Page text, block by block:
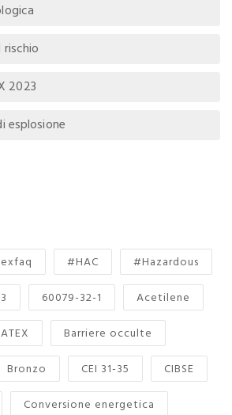
2023
esplosione
#HAC
#Hazardous
60079-32-1
Acetilene
ATEX
Barriere occulte
Bronzo CEI 31-35
CIBSE
Conversione energetica